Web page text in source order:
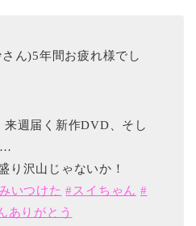
ん)5年間お疲れ様でし
週届く新作DVD、そし
…
り沢山じゃないか！
いつけた #スイちゃん #
ありがとう